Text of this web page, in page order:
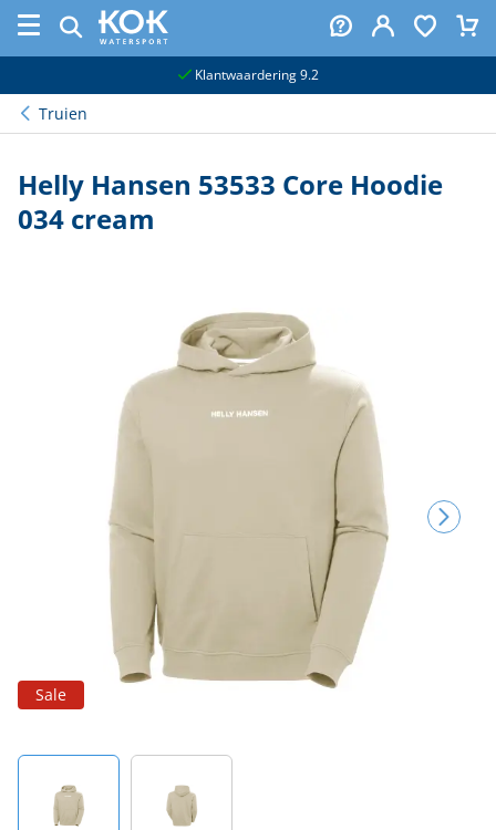
Klantwaardering 9.2
Truien
Helly Hansen 53533 Core Hoodie
034 cream
Sale